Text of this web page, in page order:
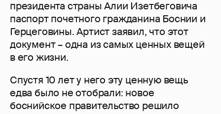
президента страны Алии Изетбеговича
паспорт почетного гражданина Боснии и
Герцеговины. Артист заявил, что этот
документ – одна из самых ценных вещей
в его жизни.
Спустя 10 лет у него эту ценную вещь
едва было не отобрали: новое
боснийское правительство решило